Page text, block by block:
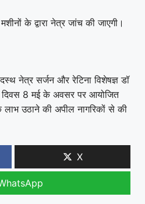
के द्वारा नेत्र जांच की जाएगी।
नेत्र सर्जन और रेटिना विशेषज्ञ डॉ
दिवस 8 मई के अवसर पर आयोजित
उठाने की अपील नागरिकों से की
X